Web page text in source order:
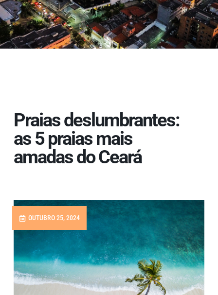
OUTUBRO 25, 2024
Praias deslumbrantes:
as 5 praias mais
amadas do Ceará